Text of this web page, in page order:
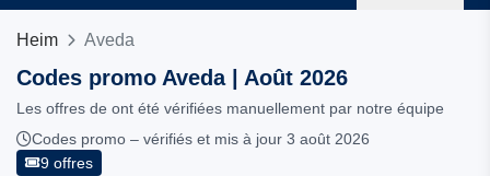
Heim Aveda
Codes promo Aveda | Août 2026
Les offres de ont été vérifiées manuellement par notre équipe
Codes promo – vérifiés et mis à jour 3 août 2026
9 offres